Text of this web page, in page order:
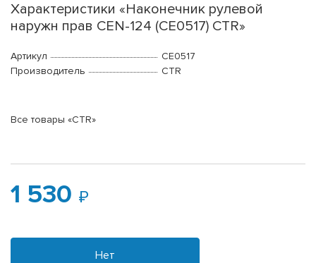
Характеристики «Наконечник рулевой
наружн прав CEN-124 (CE0517) CTR»
Артикул
CE0517
Производитель
CTR
Все товары «CTR»
1 530
Нет